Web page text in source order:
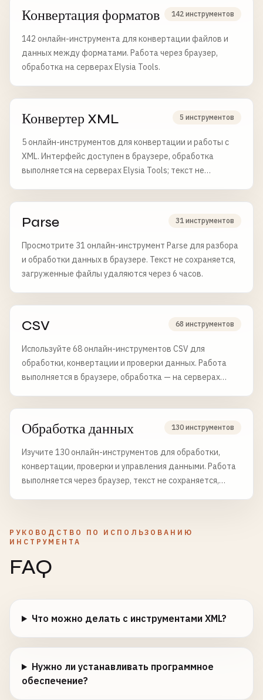
Конвертация форматов 142 инструментов
142 онлайн-инструмента для конвертации файлов и
данных между форматами. Работа через браузер,
обработка на серверах Elysia Tools.
Конвертер XML 5 инструментов
5 онлайн-инструментов для конвертации и работы с
XML. Интерфейс доступен в браузере, обработка
выполняется на серверах Elysia Tools; текст не
Parse 31 инструментов
Просмотрите 31 онлайн-инструмент Parse для разбора
и обработки данных в браузере. Текст не сохраняется,
загруженные файлы удаляются через 6 часов.
CSV 68 инструментов
Используйте 68 онлайн-инструментов CSV для
обработки, конвертации и проверки данных. Работа
выполняется в браузере, обработка — на серверах
Обработка данных 130 инструментов
Изучите 130 онлайн-инструментов для обработки,
конвертации, проверки и управления данными. Работа
выполняется через браузер, текст не сохраняется,
РУКОВОДСТВО ПО ИСПОЛЬЗОВАНИЮ
ИНСТРУМЕНТА
FAQ
Что можно делать с инструментами XML?
Нужно ли устанавливать программное
обеспечение?